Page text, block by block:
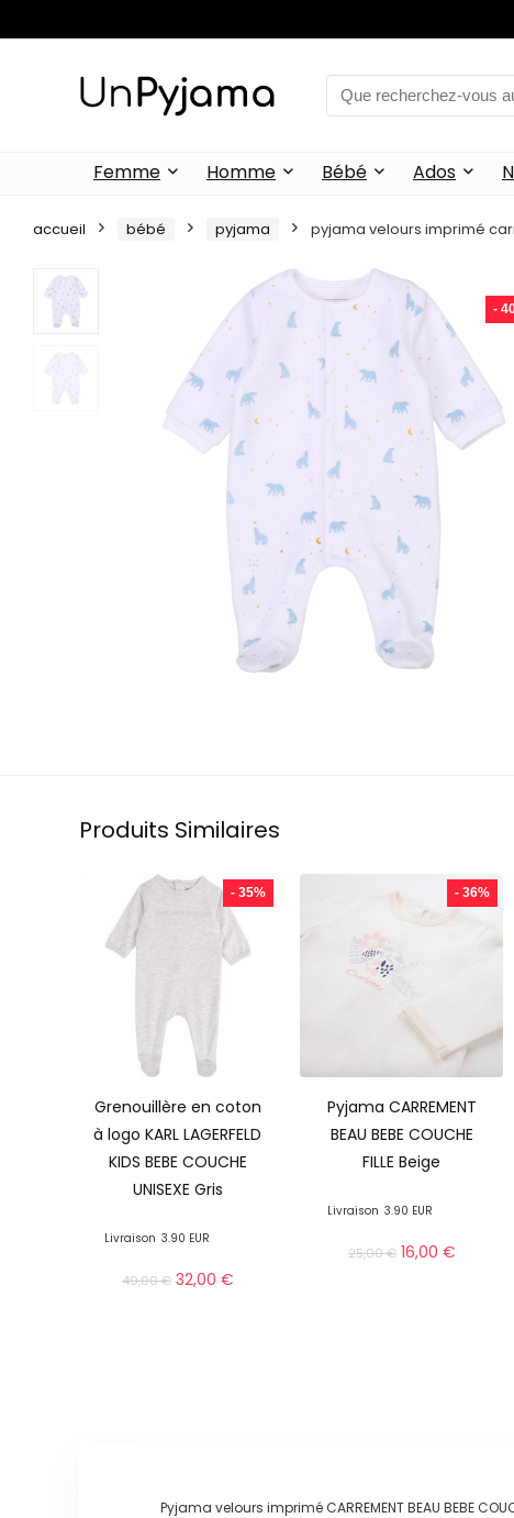
Femme Homme Bébé Ados
accueil bébé pyjama pyjama velours imprimé
-
Produits Similaires
- 35%
Grenouillère en coton
à logo KARL LAGERFELD
KIDS BEBE COUCHE
UNISEXE Gris
Livraison 3.90 EUR
49,00€ 32,00 €
- 36%
Pyjama CARREMENT
BEAU BEBE COUCHE
FILLE Beige
Livraison 3.90 EUR
25,00€ 16,00 €
Pyjama velours imprimé CARREMENT BEAU BEBE